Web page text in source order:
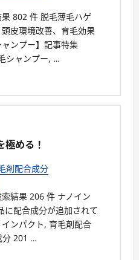
802 件 脱毛薄毛ハゲ
皮環境改善、育毛効果
ンプー】記事特集
シャンプー, …
極める！
剤配合成分
結果 206 件 ナノイン
に配合成分が追加されて
ンパクト, 育毛剤配合
分 201 …